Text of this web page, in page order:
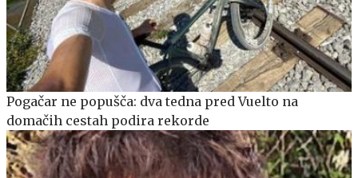
Pogačar ne popušča: dva tedna pred Vuelto na
domačih cestah podira rekorde